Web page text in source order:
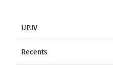
UPJV
Recents